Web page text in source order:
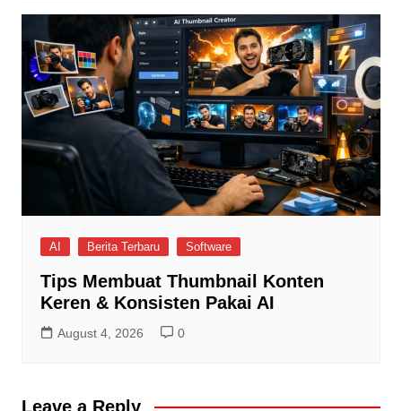
AI Berita Terbaru Software
Tips Membuat Thumbnail Konten
Keren & Konsisten Pakai AI
August 4, 2026 0
Leave a Reply